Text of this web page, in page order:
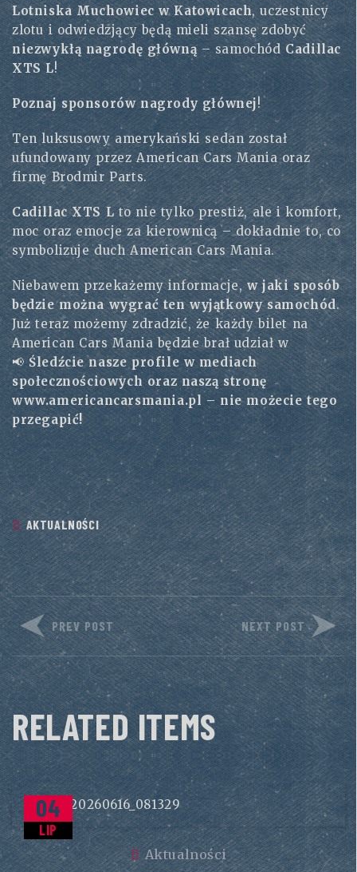
Lotniska Muchowiec w Katowicach, uczestnicy
zlotu i odwiedzjący będą mieli szansę zdobyć
niezwykłą nagrodę główną– samochódCadillac
XTS L!
Poznaj sponsorów nagrody głównej!
Ten luksusowy amerykański sedan został
ufundowany przez American Cars Mania oraz
firmę Brodmir Parts.
Cadillac XTS Lto nie tylko prestiż, ale i komfort,
moc oraz emocje za kierownicą – dokładnie to, co
symbolizuje duch American Cars Mania.
Niebawem przekażemy informacje,w jaki sposób
będzie można wygrać ten wyjątkowy samochód.
Już teraz możemy zdradzić, że każdy bilet na
American Cars Mania będzie brał udział w
📢Śledźcie nasze profile w mediach
społecznościowych oraz naszą stronę
www.americancarsmania.pl – nie możecie tego
przegapić!
AKTUALNOŚCI
PREV POST NEXT POST
RELATED ITEMS
04
LIP
Aktualności